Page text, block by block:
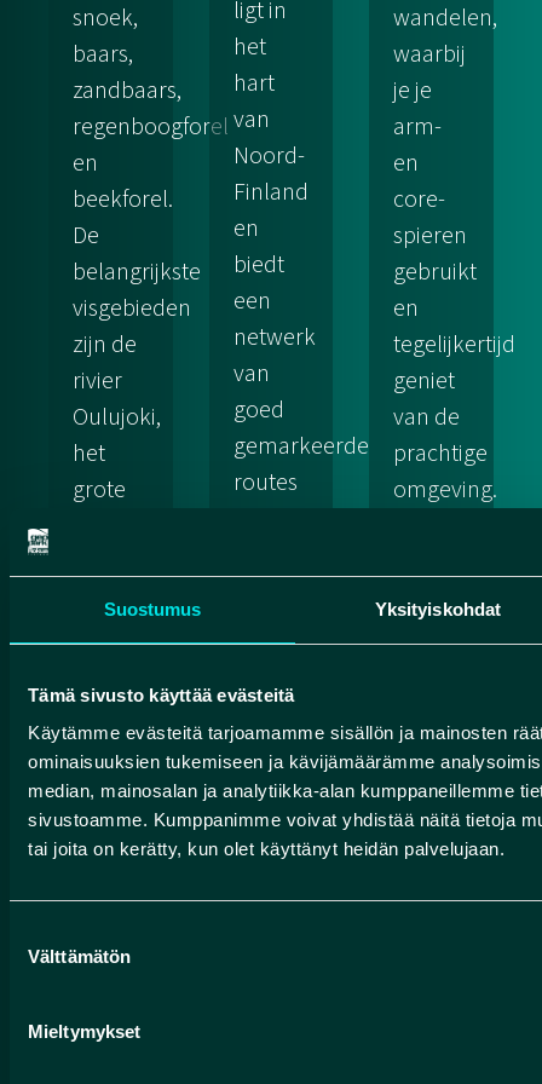
Suostumus Yksityiskohdat
Tämä sivusto käyttää evästeitä
Käytämme evästeitä tarjoamamme sisällön ja mainosten
ominaisuuksien tukemiseen ja kävijämäärämme
median, mainosalan ja analytiikka-alan kumppaneillemme
sivustoamme. Kumppanimme voivat yhdistää näitä tietoja
tai joita on kerätty, kun olet käyttänyt heidän palvelujaan.
valinta
Välttämätön
Mieltymykset
snoek,
baars,
zandbaars,
regenboogforel
en
beekforel.
De
belangrijkste
visgebieden
zijn de
rivier
Oulujoki,
het
grote
en vele
kleinere
en
vijvers
verspreid
over
het
in het
vind je
ligt in
het
hart
van
Noord-
Finland
en
biedt
een
netwerk
van
goed
gemarkeerde
routes
ervaren
mountainbikers.
De
routes
voeren
wandelen,
waarbij
je je
arm-
en
core-
spieren
gebruikt
en
tegelijkertijd
geniet
van de
prachtige
omgeving.
voor
een
open
kano.
Diverse
lokale